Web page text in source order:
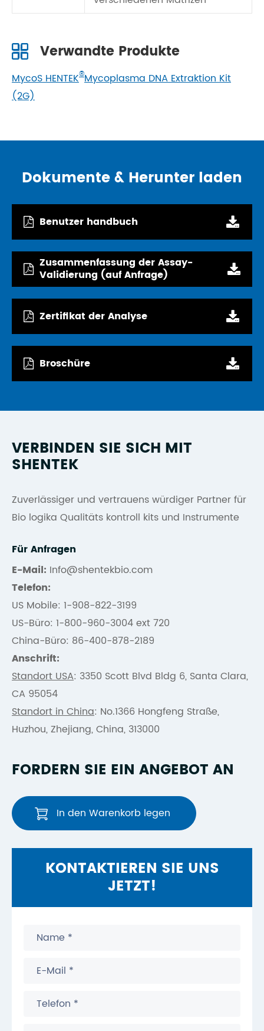
Verwandte Produkte
MycoS HENTEK®Mycoplasma DNA Extraktion Kit
(2G)
Dokumente & Herunter laden
Benutzer handbuch
Zusammenfassung der Assay-
Validierung (auf Anfrage)
Zertifikat der Analyse
Broschüre
VERBINDEN SIE SICH MIT
SHENTEK
Zuverlässiger und vertrauens würdiger Partner für
Bio logika Qualitäts kontroll kits und Instrumente
Für Anfragen
E-Mail: Info@shentekbio.com
Telefon:
US Mobile: 1-908-822-3199
US-Büro: 1-800-960-3004 ext 720
China-Büro: 86-400-878-2189
Anschrift:
Standort USA: 3350 Scott Blvd Bldg 6, Santa Clara,
CA 95054
Standort in China: No.1366 Hongfeng Straße,
Huzhou, Zhejiang, China, 313000
FORDERN SIE EIN ANGEBOT AN
In den Warenkorb legen
KONTAKTIEREN SIE UNS
JETZT!